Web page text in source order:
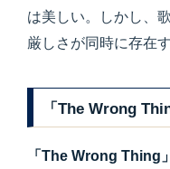
は美しい。しかし、
厳しさが同時に存在
「The Wrong
「The Wrong Thing」